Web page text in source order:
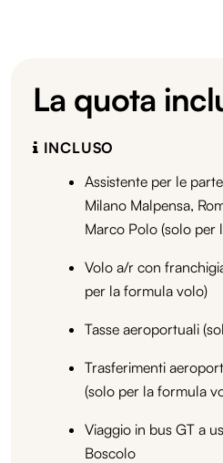
La quota
INCLUSO
Assistente per le
Milano Malpensa,
Marco Polo (solo per
Volo a/r con
per la formula volo)
Tasse aeroportuali
Trasferimenti
(solo per la formula
Viaggio in bus GT a
Boscolo